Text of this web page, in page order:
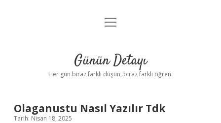
Anasayfa
Yasal Uyarı
menüyü
Günün Detayı
Her gün biraz farklı düşün, biraz farklı öğren.
Olaganustu Nasıl Yazılır Tdk
Tarih: Nisan 18, 2025